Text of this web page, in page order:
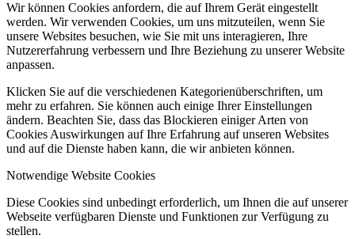
Wir können Cookies anfordern, die auf Ihrem Gerät eingestellt
werden. Wir verwenden Cookies, um uns mitzuteilen, wenn Sie
unsere Websites besuchen, wie Sie mit uns interagieren, Ihre
Nutzererfahrung verbessern und Ihre Beziehung zu unserer Website
anpassen.
Klicken Sie auf die verschiedenen Kategorienüberschriften, um
mehr zu erfahren. Sie können auch einige Ihrer Einstellungen
ändern. Beachten Sie, dass das Blockieren einiger Arten von
Cookies Auswirkungen auf Ihre Erfahrung auf unseren Websites
und auf die Dienste haben kann, die wir anbieten können.
Notwendige Website Cookies
Diese Cookies sind unbedingt erforderlich, um Ihnen die auf unserer
Webseite verfügbaren Dienste und Funktionen zur Verfügung zu
stellen.